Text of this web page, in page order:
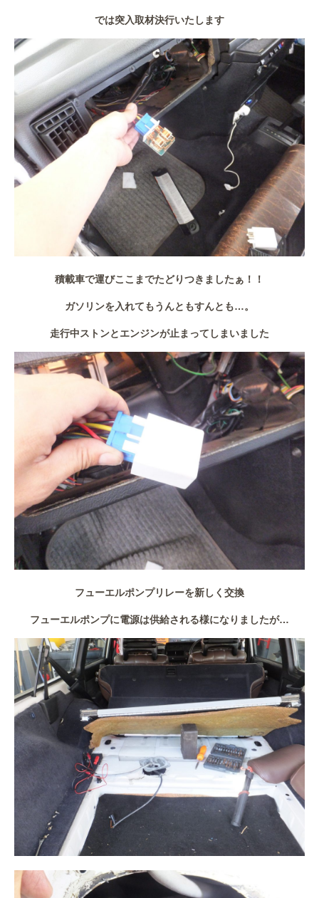
では突入取材決行いたします
積載車で運びここまでたどりつきましたぁ！！
ガソリンを入れてもうんともすんとも…。
走行中ストンとエンジンが止まってしまいました
フューエルポンプリレーを新しく交換
フューエルポンプに電源は供給される様になりましたが…